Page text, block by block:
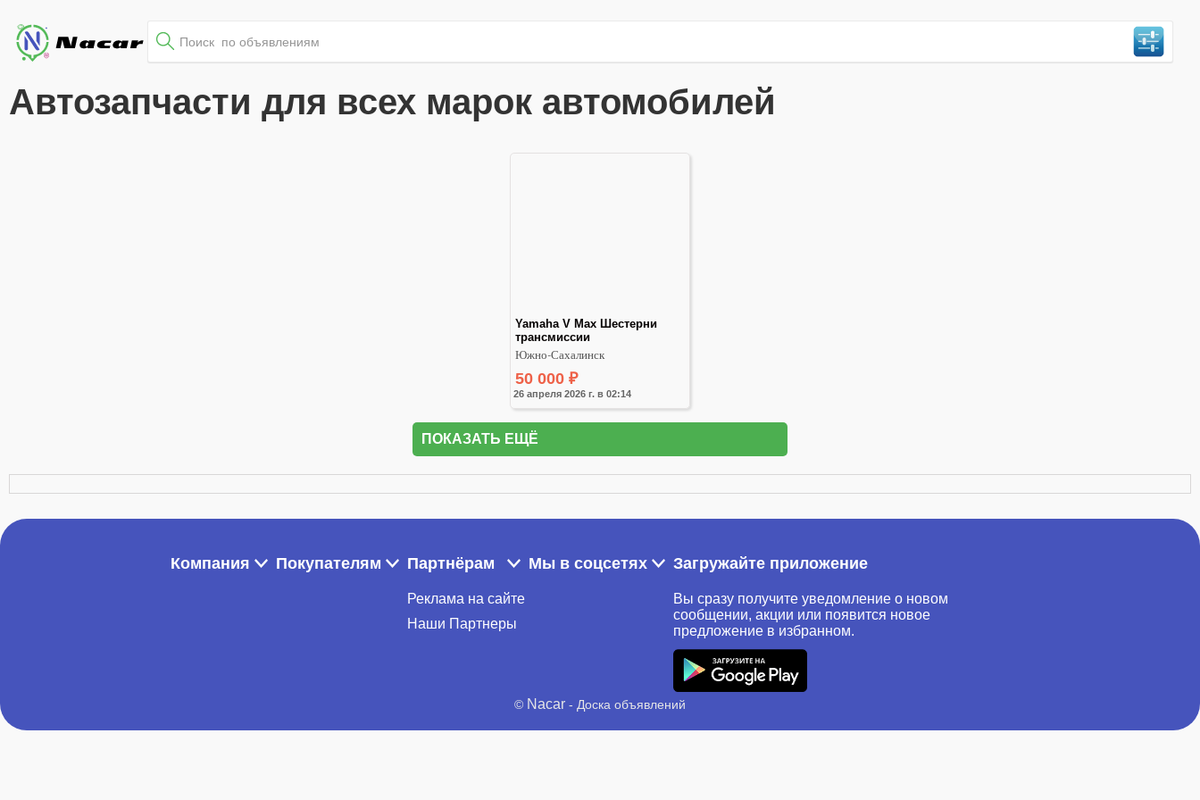
Автозапчасти для всех марок автомобилей
26 апреля 2026 г. в 02:14
Yamaha V Max Шестерни
трансмиссии
Южно-Сахалинск
50 000 ₽
ПОКАЗАТЬ ЕЩЁ
Компания Покупателям Партнёрам
Реклама на сайте
Наши Партнеры
Мы в соцсетях Загружайте приложение
Вы сразу получите уведомление о новом
сообщении, акции или появится новое
предложение в избранном.
© Nacar - Доска объявлений